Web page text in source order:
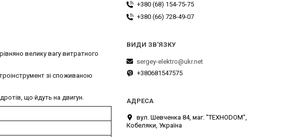
велику вагу витратного
зі споживаною
що йдуть на двигун.
+380 (68) 154-75-75
+380 (66) 728-49-07
sergey-elektro@ukr.net
+380681547575
вул. Шевченка 84, маг. "ТЕХНОDOM",
Кобеляки, Україна